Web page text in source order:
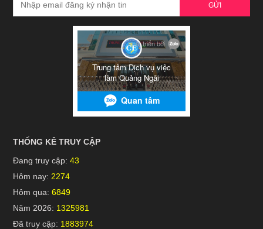
GỬI
THỐNG KÊ TRUY CẬP
Đang truy cập: 43
Hôm nay: 2274
Hôm qua: 6849
Năm 2026: 1325981
Đã truy cập: 1883974